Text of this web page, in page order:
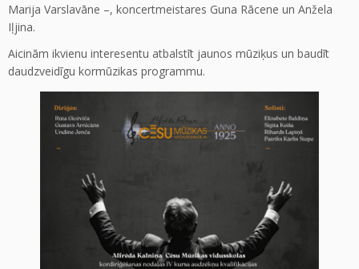
Marija Varslavāne –, koncertmeistares Guna Rācene un Anžela
Iļjina.
Aicinām ikvienu interesentu atbalstīt jaunos mūziķus un baudīt
daudzveidīgu kormūzikas programmu.